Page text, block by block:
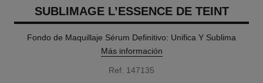
SUBLIMAGE L’ESSENCE DE TEINT
Fondo de Maquillaje Sérum Definitivo: Unifica Y Sublima
Más información
Ref. 147135